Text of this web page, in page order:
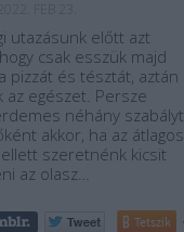
utazásunk előtt azt
csak esszük majd
pizzát és tésztát, aztán
az egészet. Persze
néhány szabályt
akkor, ha az átlagos
szeretnénk kicsit
az olasz…
Tetszik